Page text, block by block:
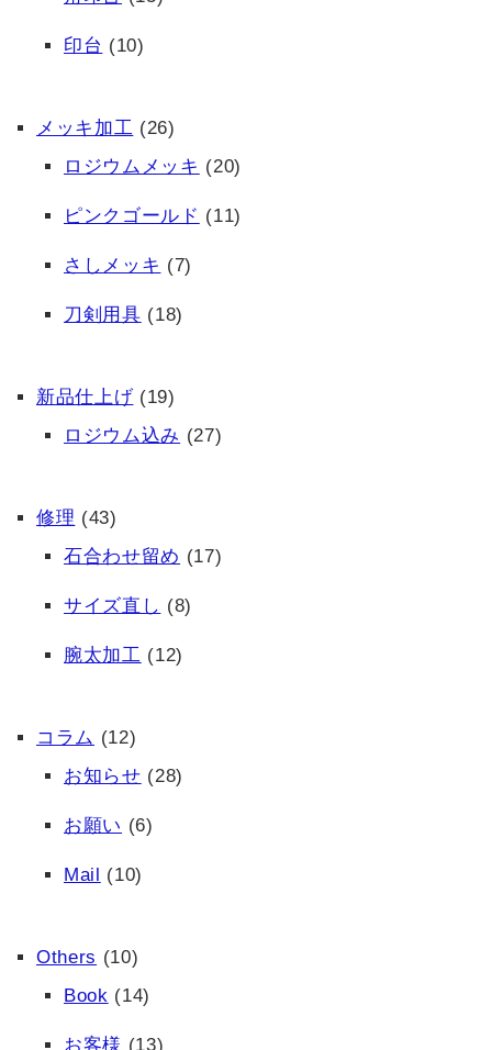
印台 (10)
メッキ加工 (26)
ロジウムメッキ (20)
ピンクゴールド (11)
さしメッキ (7)
刀剣用具 (18)
新品仕上げ (19)
ロジウム込み (27)
修理 (43)
石合わせ留め (17)
サイズ直し (8)
腕太加工 (12)
コラム (12)
お知らせ (28)
お願い (6)
Mail (10)
Others (10)
Book (14)
お客様 (13)